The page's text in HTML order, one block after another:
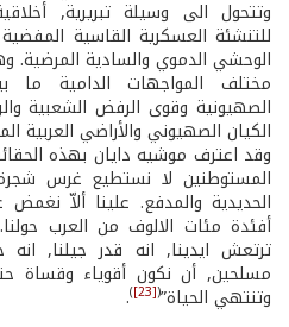
وتتحول الى وسيلة تبريرية,
للتنشئة العسكرية القاسية
الوحشي الدموي والسادية
مختلف المواجهات الدامية ما
الصهيونية وقوى الرفض الشعبية
الكيان الصهيوني والأراضي العربية
وقد اعترف موشيه دايان بهذه
المستوطنين لا نستطيع غرس
الحديدية والمدفع. علينا ألاّ
أفئدة مئات الالوف من العرب
ترتعش ايدينا, انه قدر جيلنا,
مسلحين, أن نكون أقوياء وقساة
وتنتهي الحياة”(
[23]
)
.